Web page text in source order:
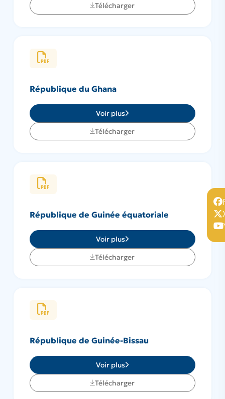
Télécharger
République du Ghana
Voir plus
Télécharger
République de Guinée équatoriale
Voir plus
Télécharger
République de Guinée-Bissau
Voir plus
Télécharger